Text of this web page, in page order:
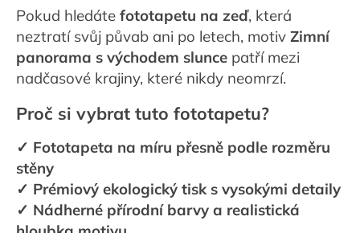
Pokud hledáte fototapetu na zeď, která
neztratí svůj půvab ani po letech, motiv Zimní
panorama s východem slunce patří mezi
nadčasové krajiny, které nikdy neomrzí.
Proč si vybrat tuto fototapetu?
✓ Fototapeta na míru přesně podle rozměru
stěny
✓ Prémiový ekologický tisk s vysokými detaily
✓ Nádherné přírodní barvy a realistická